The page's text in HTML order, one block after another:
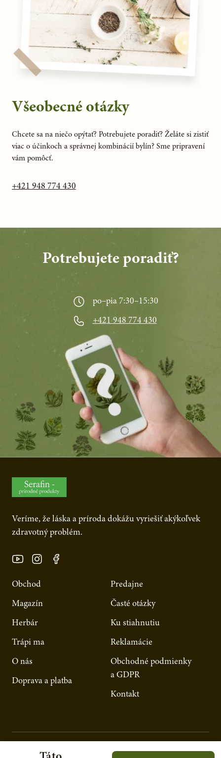
Všeobecné otázky
Chcete sa na niečo opýtať? Potrebujete poradiť? Želáte si zistiť
viac o účinkoch a správnej kombinácií bylín? Sme pripravení
vám pomôcť.
+421 948 774 430
Potrebujete poradiť?
po–pia 7:30–15:30
+421 948 774 430
Veríme, že láska a príroda dokážu vyriešiť akýkoľvek
zdravotný problém.
Obchod
Magazín
Herbár
Trápi ma
O nás
Doprava a platba
Predajne
Časté otázky
Ku stiahnutiu
Reklamácie
Obchodné podmienky
a GDPR
Kontakt